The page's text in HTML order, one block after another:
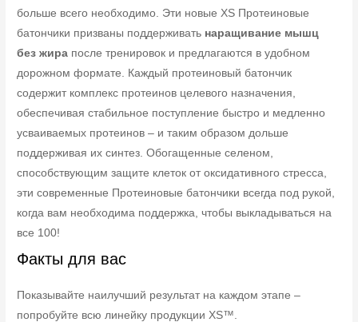
больше всего необходимо. Эти новые XS Протеиновые
батончики призваны поддерживать наращивание мышц
без жира после тренировок и предлагаются в удобном
дорожном формате. Каждый протеиновый батончик
содержит комплекс протеинов целевого назначения,
обеспечивая стабильное поступление быстро и медленно
усваиваемых протеинов – и таким образом дольше
поддерживая их синтез. Обогащенные селеном,
способствующим защите клеток от оксидативного стресса,
эти современные Протеиновые батончики всегда под рукой,
когда вам необходима поддержка, чтобы выкладываться на
все 100!
Факты для вас
Показывайте наилучший результат на каждом этапе –
попробуйте всю линейку продукции XS™.